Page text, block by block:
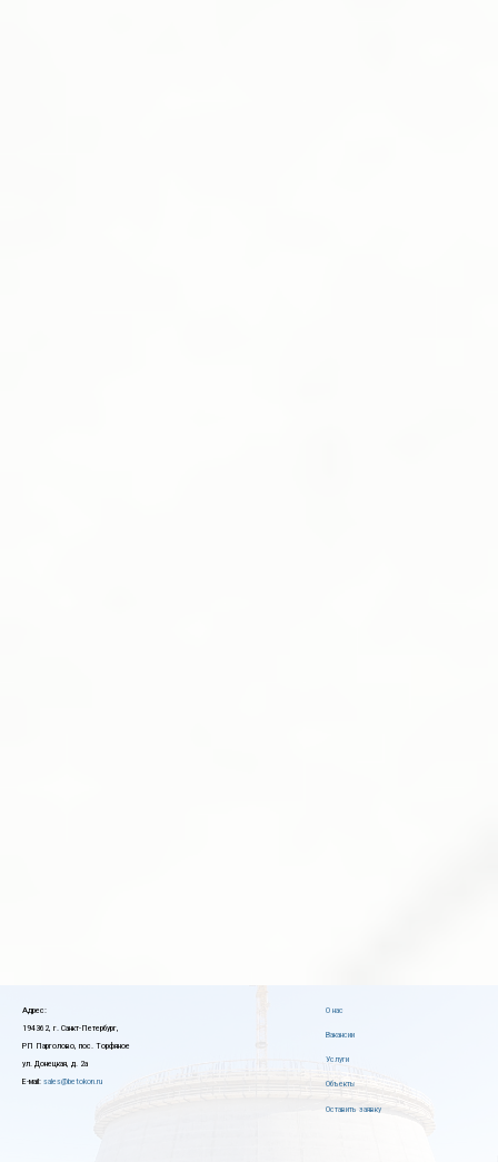
Вакансии
Объекты
Оставить заявку
О нас
Услуги
Адрес:
194362, г. Санкт-Петербург,
РП Парголово, пос. Торфяное
ул. Донецкая, д. 2а
E-мail: sales@betokon.ru